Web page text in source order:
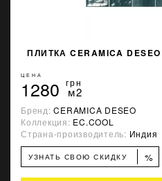
ПЛИТКА CERAMICA
ЦЕНА
1280 грн
м2
Бренд:CERAMICA DESEO
Коллекция: EC.COOL
Страна-производитель: Индия
УЗНАТЬ СВОЮ СКИДКУ %